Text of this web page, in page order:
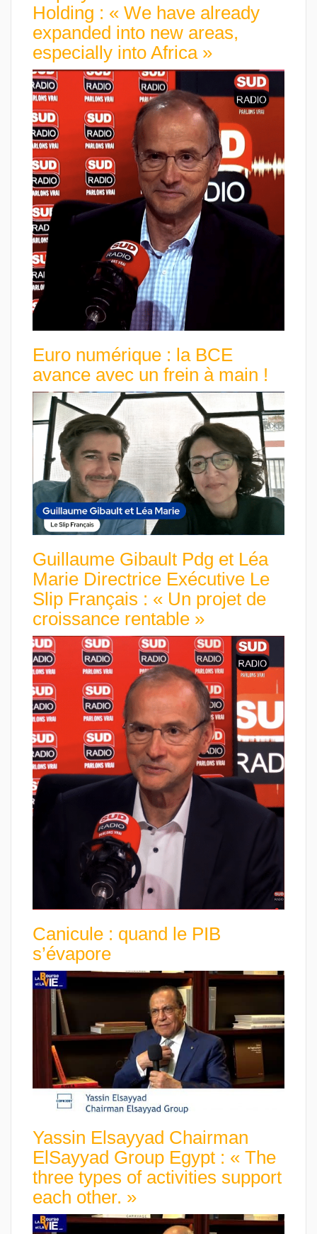
Holding : « We have already
expanded into new areas,
especially into Africa »
Euro numérique : la BCE
avance avec un frein à main !
Guillaume Gibault Pdg et Léa
Marie Directrice Exécutive Le
Slip Français : « Un projet de
croissance rentable »
Canicule : quand le PIB
s’évapore
Yassin Elsayyad Chairman
ElSayyad Group Egypt : « The
three types of activities support
each other. »